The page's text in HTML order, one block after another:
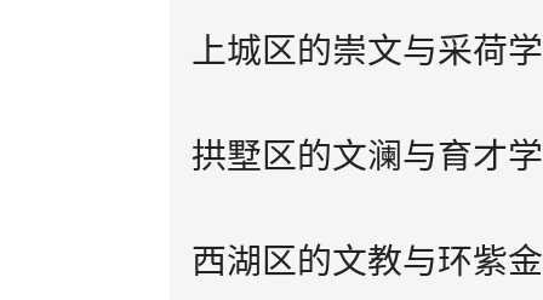
上城区的崇文与采荷
拱墅区的文澜与育才
西湖区的文教与环紫